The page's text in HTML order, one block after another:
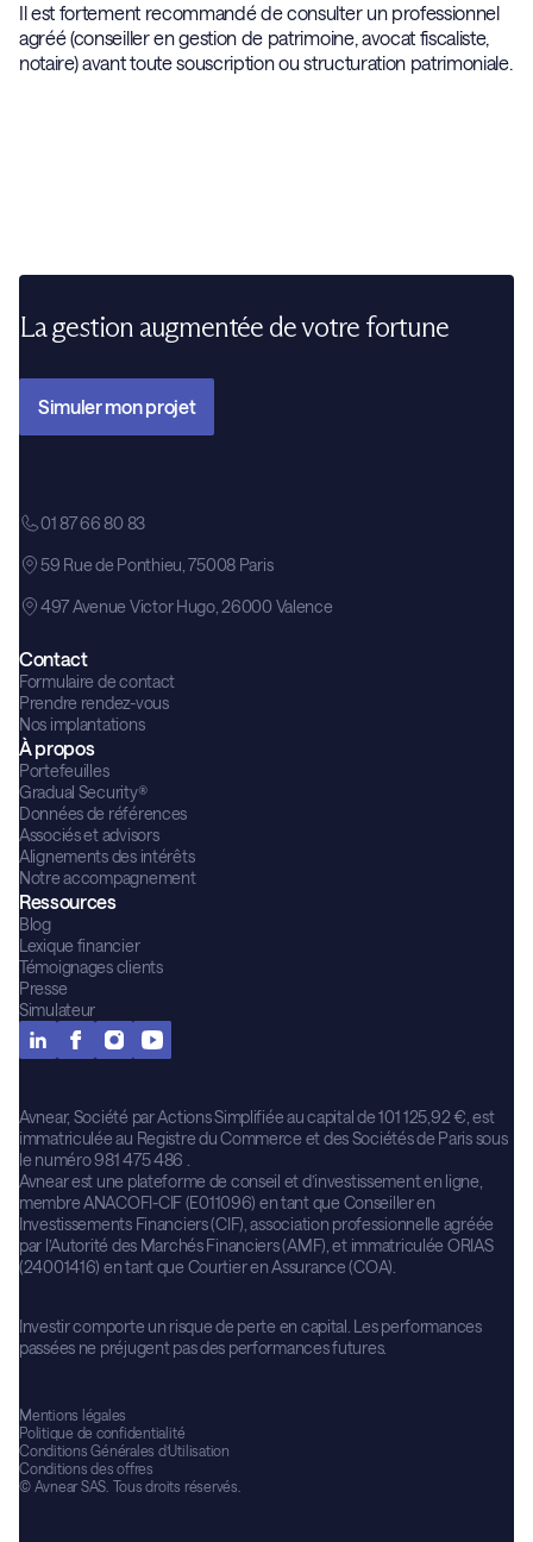
Il est fortement recommandé de consulter un professionnel
agréé (conseiller en gestion de patrimoine, avocat fiscaliste,
notaire) avant toute souscription ou structuration patrimoniale.
La gestion augmentée de votre fortune
Simuler mon projet
01 87 66 80 83
59 Rue de Ponthieu, 75008 Paris
497 Avenue Victor Hugo, 26000 Valence
Contact
Formulaire de contact
Prendre rendez-vous
Nos implantations
À propos
Portefeuilles
Gradual Security®
Données de références
Associés et advisors
Alignements des intérêts
Notre accompagnement
Ressources
Blog
Lexique financier
Témoignages clients
Presse
Simulateur
Avnear, Société par Actions Simplifiée au capital de 101 125,92 €, est
immatriculée au Registre du Commerce et des Sociétés de Paris sous
le numéro 981 475 486 .
Avnear est une plateforme de conseil et d’investissement en ligne,
membre ANACOFI-CIF (E011096) en tant que Conseiller en
Investissements Financiers (CIF), association professionnelle agréée
par l’Autorité des Marchés Financiers (AMF), et immatriculée ORIAS
(24001416) en tant que Courtier en Assurance (COA).
Investir comporte un risque de perte en capital. Les performances
passées ne préjugent pas des performances futures.
© Avnear SAS. Tous droits réservés.
Mentions légales
Politique de confidentialité
Conditions Générales d’Utilisation
Conditions des offres